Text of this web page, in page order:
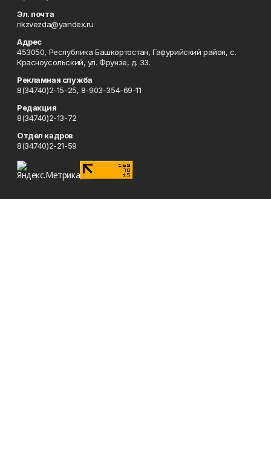
Эл. почта
rikzvezda@yandex.ru
Адрес
453050, Республика Башкортостан, Гафурийский район, с.
Красноусольский, ул. Фрунзе, д. 33.
Рекламная служба
8(34740)2-15-25, 8-903-354-69-11
Редакция
8(34740)2-13-72
Отдел кадров
8(34740)2-21-59